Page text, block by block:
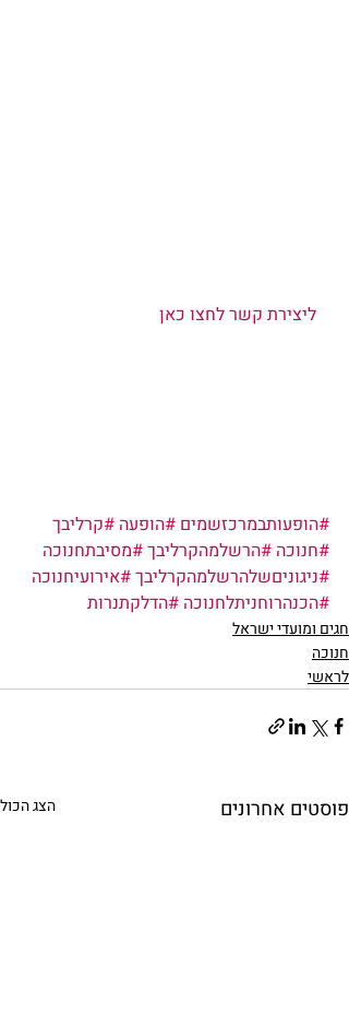
  ליצירת קשר לחצו כאן
#הופעותבמרכזשמים #הופעה #קרליבך
#חנוכה #הרשלמהקרליבך#מסיבתחנוכה
#ניגוניםשלהרשלמהקרליבך#אירועיחנוכה
#הכנהרוחניתלחנוכה #הדלקתנרות
חגים ומועדי ישראל
חנוכה
לראשי
פוסטים אחרונים הצג הכול